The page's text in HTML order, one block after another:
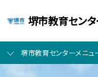
堺市教育セン
堺市教育センターメニュ